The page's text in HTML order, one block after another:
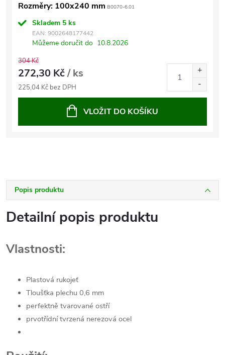
Rozměry: 100x240 mm B0070-6.01
Skladem 5 ks
EAN: 9002648177442
Můžeme doručit do 10.8.2026
304 Kč
272,30 Kč/ ks
225,04 Kč bez DPH
VLOŽIT DO KOŠÍKU
Popis produktu
Detailní popis produktu
Vlastnosti:
Plastová rukojeť
Tloušťka plechu 0,6 mm
perfektně tvarované ostří
prvotřídní tvrzená nerezová ocel